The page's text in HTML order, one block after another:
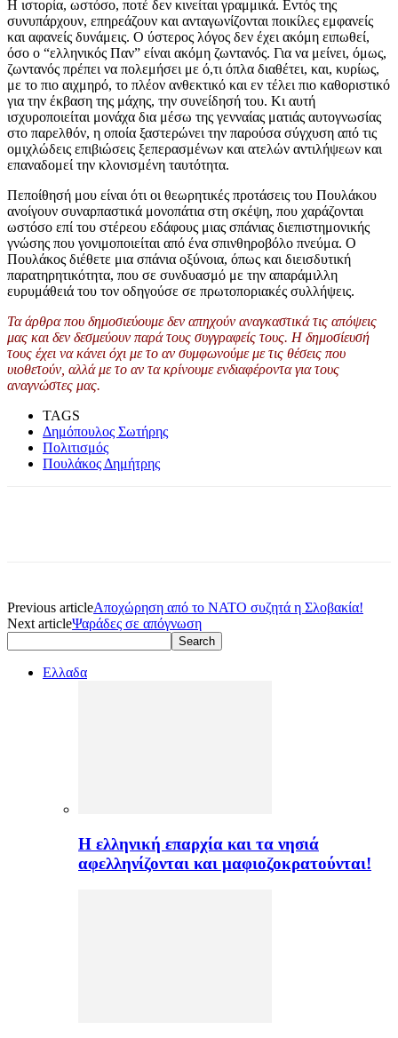
Η ιστορία, ωστόσο, ποτέ δεν κινείται γραμμικά. Εντός της
συνυπάρχουν, επηρεάζουν και ανταγωνίζονται ποικίλες εμφανείς
και αφανείς δυνάμεις. Ο ύστερος λόγος δεν έχει ακόμη ειπωθεί,
όσο ο “ελληνικός Παν” είναι ακόμη ζωντανός. Για να μείνει, όμως,
ζωντανός πρέπει να πολεμήσει με ό,τι όπλα διαθέτει, και, κυρίως,
με το πιο αιχμηρό, το πλέον ανθεκτικό και εν τέλει πιο καθοριστικό
για την έκβαση της μάχης, την συνείδησή του. Κι αυτή
ισχυροποιείται μονάχα δια μέσω της γενναίας ματιάς αυτογνωσίας
στο παρελθόν, η οποία ξαστερώνει την παρούσα σύγχυση από τις
ομιχλώδεις επιβιώσεις ξεπερασμένων και ατελών αντιλήψεων και
επαναδομεί την κλονισμένη ταυτότητα.
Πεποίθησή μου είναι ότι οι θεωρητικές προτάσεις του Πουλάκου
ανοίγουν συναρπαστικά μονοπάτια στη σκέψη, που χαράζονται
ωστόσο επί του στέρεου εδάφους μιας σπάνιας διεπιστημονικής
γνώσης που γονιμοποιείται από ένα σπινθηροβόλο πνεύμα. Ο
Πουλάκος διέθετε μια σπάνια οξύνοια, όπως και διεισδυτική
παρατηρητικότητα, που σε συνδυασμό με την απαράμιλλη
ευρυμάθειά του τον οδηγούσε σε πρωτοποριακές συλλήψεις.
Τα άρθρα που δημοσιεύουμε δεν απηχούν αναγκαστικά τις απόψεις
μας και δεν δεσμεύουν παρά τους συγγραφείς τους. Η δημοσίευσή
τους έχει να κάνει όχι με το αν συμφωνούμε με τις θέσεις που
υιοθετούν, αλλά με το αν τα κρίνουμε ενδιαφέροντα για τους
αναγνώστες μας.
TAGS
Δημόπουλος Σωτήρης
Πολιτισμός
Πουλάκος Δημήτρης
Previous articleΑποχώρηση από το ΝΑΤΟ συζητά η Σλοβακία!
Next articleΨαράδες σε απόγνωση
Ελλαδα
H ελληνική επαρχία και τα νησιά
αφελληνίζονται και μαφιοζοκρατούνται!